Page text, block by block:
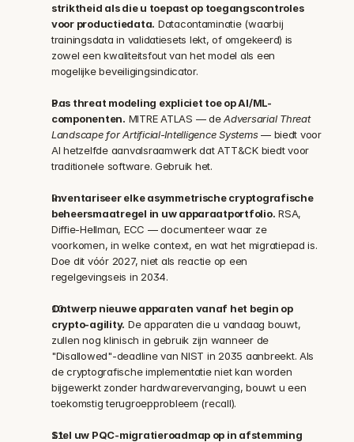
striktheid als die u toepast op toegangscontroles
voor productiedata. Datacontaminatie (waarbij
trainingsdata in validatiesets lekt, of omgekeerd) is
zowel een kwaliteitsfout van het model als een
mogelijke beveiligingsindicator.
Pas threat modeling expliciet toe op AI/ML-
componenten. MITRE ATLAS — de Adversarial Threat
Landscape for Artificial-Intelligence Systems — biedt voor
AI hetzelfde aanvalsraamwerk dat ATT&CK biedt voor
traditionele software. Gebruik het.
Inventariseer elke asymmetrische cryptografische
beheersmaatregel in uw apparaatportfolio. RSA,
Diffie-Hellman, ECC — documenteer waar ze
voorkomen, in welke context, en wat het migratiepad is.
Doe dit vóór 2027, niet als reactie op een
regelgevingseis in 2034.
Ontwerp nieuwe apparaten vanaf het begin op
crypto-agility. De apparaten die u vandaag bouwt,
zullen nog klinisch in gebruik zijn wanneer de
"Disallowed"-deadline van NIST in 2035 aanbreekt. Als
de cryptografische implementatie niet kan worden
bijgewerkt zonder hardwarevervanging, bouwt u een
toekomstig terugroepprobleem (recall).
Stel uw PQC-migratieroadmap op in afstemming